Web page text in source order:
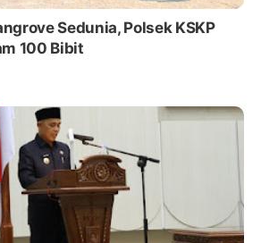
Sedunia, Polsek KSKP
100 Bibit